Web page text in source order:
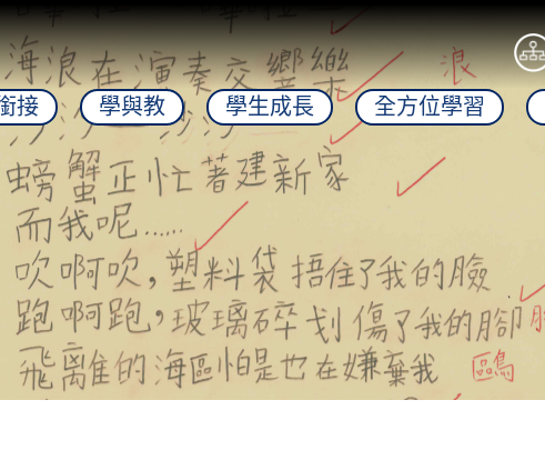
接 學與教 學生成長 全方位學習